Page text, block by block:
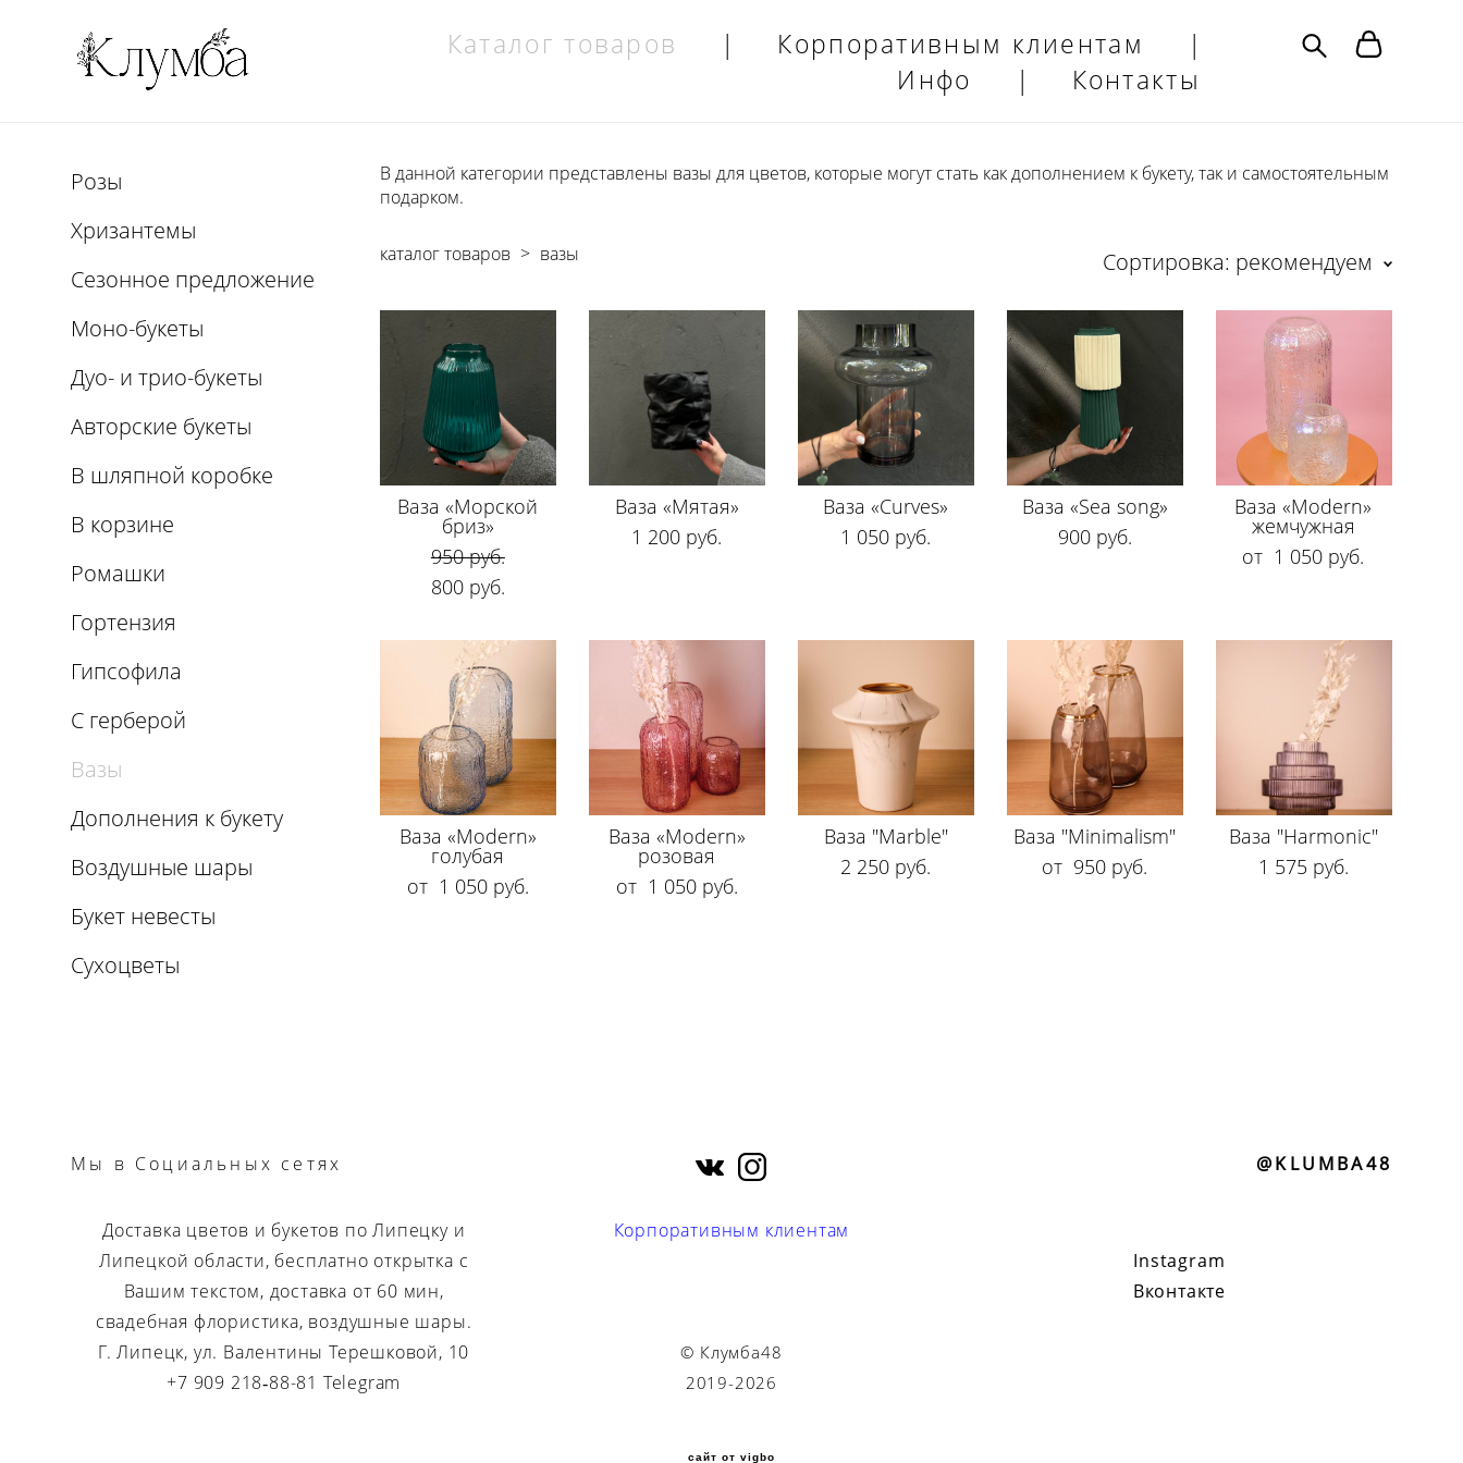
Каталог товаров | Корпоративным клиентам
|
Инфо
| Контакты
Розы
Хризантемы
Сезонное предложение
Моно-букеты
Дуо- и трио-букеты
Авторские букеты
В шляпной коробке
В корзине
Ромашки
Гортензия
Гипсофила
С герберой
Вазы
Дополнения к букету
Воздушные шары
Букет невесты
Сухоцветы
В данной категории представлены вазы для цветов, которые могут стать как дополнением к букету, так и самостоятельным
подарком.
каталог товаров > вазы Сортировка: рекомендуем
Ваза «Морской
бриз»
950 pуб.
800 pуб.
Ваза «Мятая»
1 200 pуб.
Ваза «Curves»
1 050 pуб.
Ваза «Sea song»
900 pуб.
Ваза «Modern»
жемчужная
от 1 050 pуб.
Ваза «Modern»
голубая
от 1 050 pуб.
Ваза «Modern»
розовая
от 1 050 pуб.
Ваза "Marble"
2 250 pуб.
Ваза "Minimalism"
от 950 pуб.
Ваза "Harmonic"
1 575 pуб.
Мы в Социальных сетях @KLUMBA48
Доставка цветов и букетов по Липецку и
Липецкой области, бесплатно открытка с
Вашим текстом, доставка от 60 мин,
свадебная флористика, воздушные шары.
Г. Липецк, ул. Валентины Терешковой, 10
+7 909 218‑88-81 Telegram
Корпоративным клиентам
© Клумба48
2019-2026
Instagram
Вконтакте
сайт от vigbo